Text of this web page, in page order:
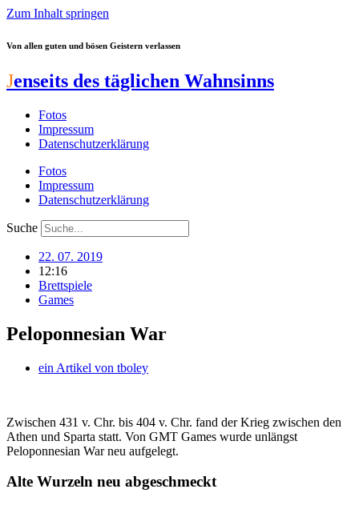
Zum Inhalt springen
Von allen guten und bösen Geistern verlassen
Jenseits des täglichen Wahnsinns
Fotos
Impressum
Datenschutzerklärung
Fotos
Impressum
Datenschutzerklärung
Suche
22. 07. 2019
12:16
Brettspiele
Games
Peloponnesian War
ein Artikel von tboley
Zwischen 431 v. Chr. bis 404 v. Chr. fand der Krieg zwischen den
Athen und Sparta statt. Von GMT Games wurde unlängst
Peloponnesian War neu aufgelegt.
Alte Wurzeln neu abgeschmeckt